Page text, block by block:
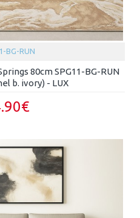
BG-RUN
80cm SPG11-BG-RUN
b. ivory) - LUX